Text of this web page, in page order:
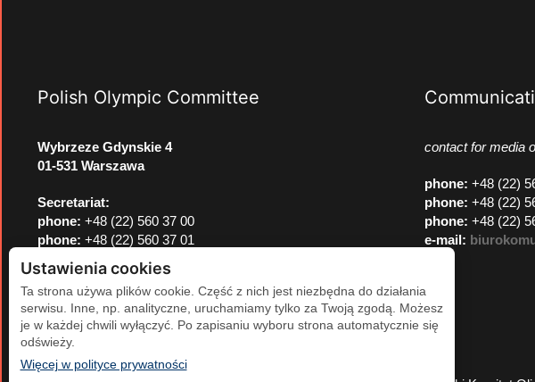
Polish Olympic Committee
Wybrzeze Gdynskie 4
01-531 Warszawa
Secretariat:
phone: +48 (22) 560 37 00
phone: +48 (22) 560 37 01
e-mail:
pkol@pkol.pl
contact for media
phone: +48 (22)
phone: +48 (22)
phone: +48 (22)
e-mail:
Ustawienia cookies
Ta strona używa plików cookie. Część z nich jest niezbędna do działania
serwisu. Inne, np. analityczne, uruchamiamy tylko za Twoją zgodą. Możesz
je w każdej chwili wyłączyć. Po zapisaniu wyboru strona automatycznie się
odświeży.
Więcej w polityce prywatności(otwiera się w nowej karcie)